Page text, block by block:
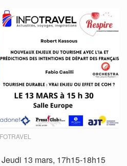
Jeudi 13 mars, 17h15-18h15